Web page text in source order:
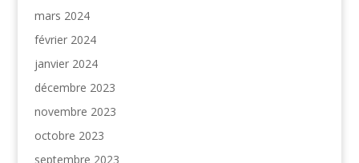
mars 2024
février 2024
janvier 2024
décembre 2023
novembre 2023
octobre 2023
septembre 2023